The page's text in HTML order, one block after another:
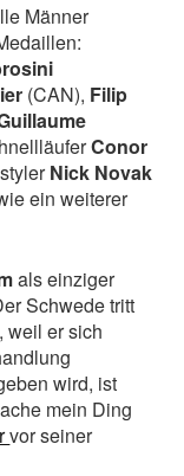
Männer
(CAN), Filip
Conor
Nick Novak
einweiterer
als einziger
Schwede tritt
weil er sich
wird, ist
mein Ding
vor seiner